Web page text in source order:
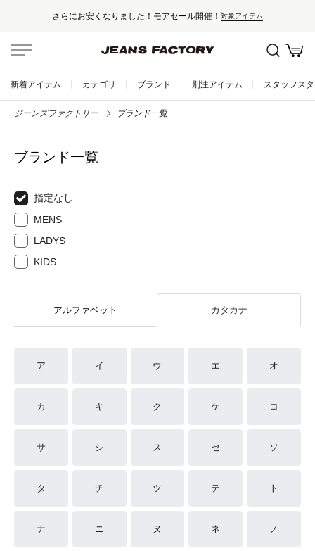
さらにお安くなりました！モアセール開催！ 対象アイテム
新着アイテム カテゴリ ブランド 別注アイテム スタッフス
ジーンズファクトリー ブランド一覧
ブランド一覧
指定なし
MENS
LADYS
KIDS
アルファベット カタカナ
ア イ ウ エ オ
カ キ ク ケ コ
サ シ ス セ ソ
タ チ ツ テ ト
ナ ニ ヌ ネ ノ